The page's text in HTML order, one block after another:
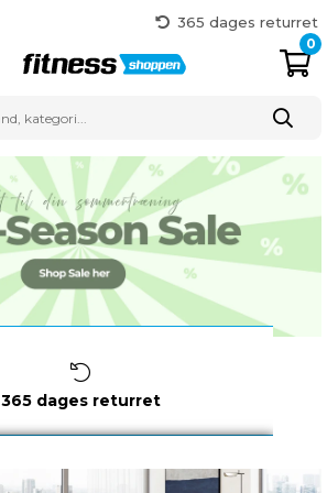
365 dages returret
Gratis fragt over 999 kr.
41 128 128
0
Hurtig levering
1-3 hverdage
365 dages returret